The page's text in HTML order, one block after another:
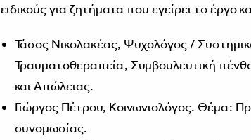
ειδικούς για ζητήματα που εγείρει το έργο
Τάσος Νικολακέας, Ψυχολόγος /
Τραυματοθεραπεία, Συμβουλευτική
και Απώλειας.
Γιώργος Πέτρου, Κοινωνιολόγος. Θέμα:
συνομωσίας.